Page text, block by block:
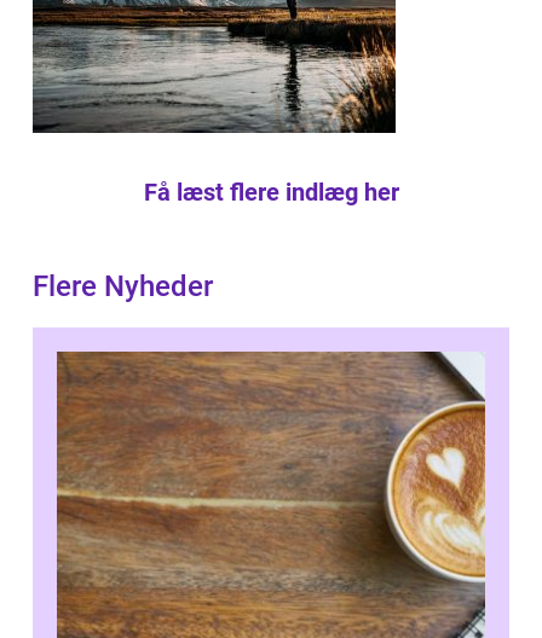
Få læst flere indlæg her
Flere Nyheder